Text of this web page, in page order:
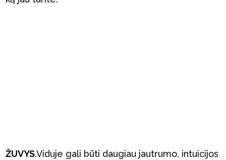
ŽUVYS.Viduje gali būti daugiau jautrumo, intuicijos